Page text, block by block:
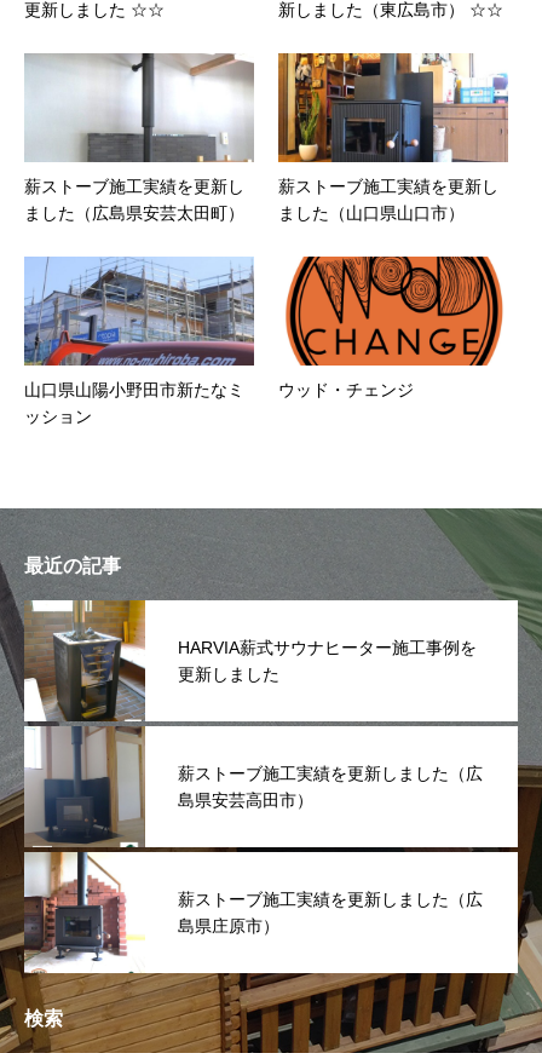
更新しました ☆☆
新しました（東広島市） ☆☆
薪ストーブ施工実績を更新し
ました（広島県安芸太田町）
薪ストーブ施工実績を更新し
ました（山口県山口市）
山口県山陽小野田市新たなミ
ッション
ウッド・チェンジ
最近の記事
HARVIA薪式サウナヒーター施工事例を
更新しました
薪ストーブ施工実績を更新しました（広
島県安芸高田市）
薪ストーブ施工実績を更新しました（広
島県庄原市）
検索